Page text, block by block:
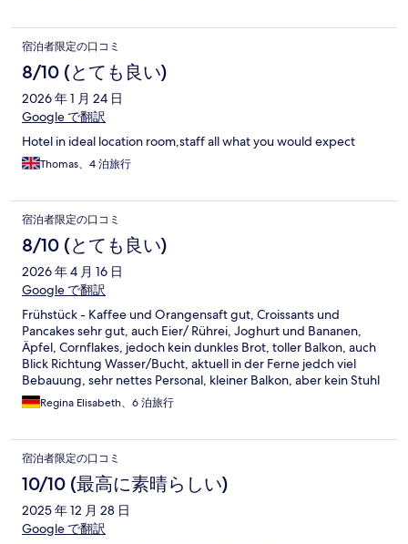
宿泊者限定の口コミ
8/10 (とても良い)
2026 年 1 月 24 日
Google で翻訳
Hotel in ideal location room,staff all what you would expect
Thomas、4 泊旅行
宿泊者限定の口コミ
8/10 (とても良い)
2026 年 4 月 16 日
Google で翻訳
Frühstück - Kaffee und Orangensaft gut, Croissants und
Pancakes sehr gut, auch Eier/ Rührei, Joghurt und Bananen,
Äpfel, Cornflakes, jedoch kein dunkles Brot, toller Balkon, auch
Blick Richtung Wasser/Bucht, aktuell in der Ferne jedch viel
Bebauung, sehr nettes Personal, kleiner Balkon, aber kein Stuhl
Regina Elisabeth、6 泊旅行
宿泊者限定の口コミ
10/10 (最高に素晴らしい)
2025 年 12 月 28 日
Google で翻訳